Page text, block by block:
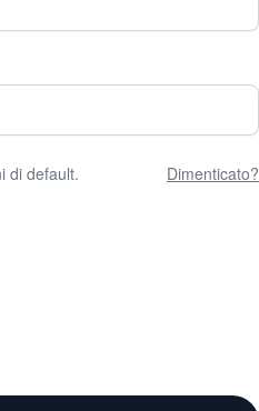
di default. Dimenticato?